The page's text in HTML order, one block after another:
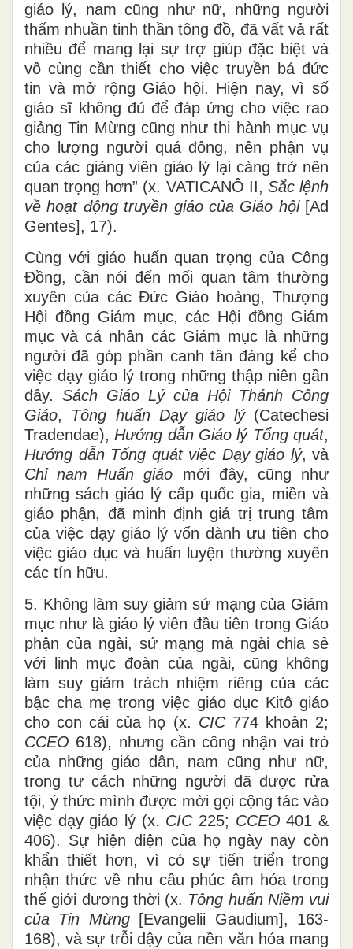
giáo lý, nam cũng như nữ, những người
thấm nhuần tinh thần tông đồ, đã vất vả rất
nhiều để mang lại sự trợ giúp đặc biệt và
vô cùng cần thiết cho việc truyền bá đức
tin và mở rộng Giáo hội. Hiện nay, vì số
giáo sĩ không đủ để đáp ứng cho việc rao
giảng Tin Mừng cũng như thi hành mục vụ
cho lượng người quá đông, nên phận vụ
của các giảng viên giáo lý lại càng trở nên
quan trọng hơn” (x. VATICANÔ II, Sắc lệnh
về hoạt động truyền giáo của Giáo hội[Ad
Gentes], 17).
Cùng với giáo huấn quan trọng của Công
Đồng, cần nói đến mối quan tâm thường
xuyên của các Đức Giáo hoàng, Thượng
Hội đồng Giám mục, các Hội đồng Giám
mục và cá nhân các Giám mục là những
người đã góp phần canh tân đáng kể cho
việc dạy giáo lý trong những thập niên gần
đây. Sách Giáo Lý của Hội Thánh Công
Giáo, Tông huấn Dạy giáo lý(Catechesi
Tradendae), Hướng dẫn Giáo lý Tổng quát,
Hướng dẫn Tổng quát việc Dạy giáo lý, và
Chỉ nam Huấn giáo mới đây, cũng như
những sách giáo lý cấp quốc gia, miền và
giáo phận, đã minh định giá trị trung tâm
của việc dạy giáo lý vốn dành ưu tiên cho
việc giáo dục và huấn luyện thường xuyên
các tín hữu.
5. Không làm suy giảm sứ mạng của Giám
mục như là giáo lý viên đầu tiên trong Giáo
phận của ngài, sứ mạng mà ngài chia sẻ
với linh mục đoàn của ngài, cũng không
làm suy giảm trách nhiệm riêng của các
bậc cha mẹ trong việc giáo dục Kitô giáo
cho con cái của họ (x. CIC774 khoản 2;
CCEO 618), nhưng cần công nhận vai trò
của những giáo dân, nam cũng như nữ,
trong tư cách những người đã được rửa
tội, ý thức mình được mời gọi cộng tác vào
việc dạy giáo lý (x. CIC225; CCEO401 &
406). Sự hiện diện của họ ngày nay còn
khẩn thiết hơn, vì có sự tiến triển trong
nhận thức về nhu cầu phúc âm hóa trong
thế giới đương thời (x. Tông huấn Niềm vui
của Tin Mừng
[Evangelii Gaudium], 163-
168), và sự trỗi dậy của nền văn hóa mang